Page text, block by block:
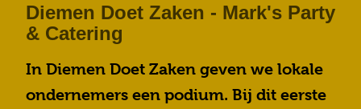
Diemen Doet Zaken - Mark's Party
& Catering
In Diemen Doet Zaken geven we lokale
ondernemers een podium. Bij dit eerste